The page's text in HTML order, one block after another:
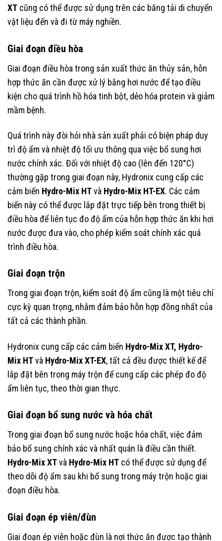
XT cũng có thể được sử dụng trên các băng tải di chuyển
vật liệu đến và đi từ máy nghiền.
Giai đoạn điều hòa
Giai đoạn điều hòa trong sản xuất thức ăn thủy sản, hỗn
hợp thức ăn cần được xử lý bằng hơi nước để tạo điều
kiện cho quá trình hồ hóa tinh bột, dẻo hóa protein và giảm
mầm bệnh.
Quá trình này đòi hỏi nhà sản xuất phải có biện pháp duy
trì độ ẩm và nhiệt độ tối ưu thông qua việc bổ sung hơi
nước chính xác. Đối với nhiệt độ cao (lên đến 120°C)
thường gặp trong giai đoạn này, Hydronix cung cấp các
cảm biến Hydro-Mix HTvà Hydro-Mix HT-EX. Các cảm
biến này có thể được lắp đặt trực tiếp bên trong thiết bị
điều hòa để liên tục đo độ ẩm của hỗn hợp thức ăn khi hơi
nước được đưa vào, cho phép kiểm soát chính xác quá
trình điều hòa.
Giai đoạn trộn
Trong giai đoạn trộn, kiểm soát độ ẩm cũng là một tiêu chí
cực kỳ quan trọng, nhằm đảm bảo hỗn hợp đồng nhất của
tất cả các thành phần.
Hydronix cung cấp các cảm biến Hydro-Mix XT, Hydro-
Mix HTvà Hydro-Mix XT-EX, tất cả đều được thiết kế để
lắp đặt bên trong máy trộn để cung cấp các phép đo độ
ẩm liên tục, theo thời gian thực.
Giai đoạn bổ sung nước và hóa chất
Trong giai đoạn bổ sung nước hoặc hóa chất, việc đảm
bảo bổ sung chính xác và nhất quán là điều cần thiết.
Hydro-Mix XTvà Hydro-Mix HT có thể được sử dụng để
theo dõi độ ẩm sau khi bổ sung trong máy trộn hoặc giai
đoạn điều hòa.
Giai đoạn ép viên/đùn
Giai đoạn ép viên hoặc đùn là nơi thức ăn được tạo thành